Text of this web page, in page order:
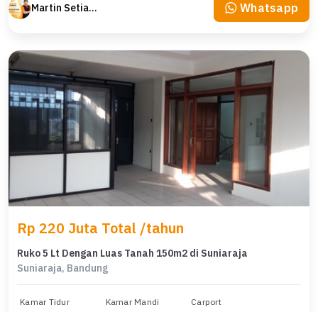
Martin Setiawan Tjandra Whatsapp
Rp 220 Juta Total /tahun
Ruko 5 Lt Dengan Luas Tanah 150m2 di Suniaraja
Suniaraja, Bandung
Kamar Tidur Kamar Mandi Carport